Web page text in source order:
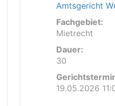
Amtsgericht
Fachgebiet:
Mietrecht
Dauer:
30
19.05.2026